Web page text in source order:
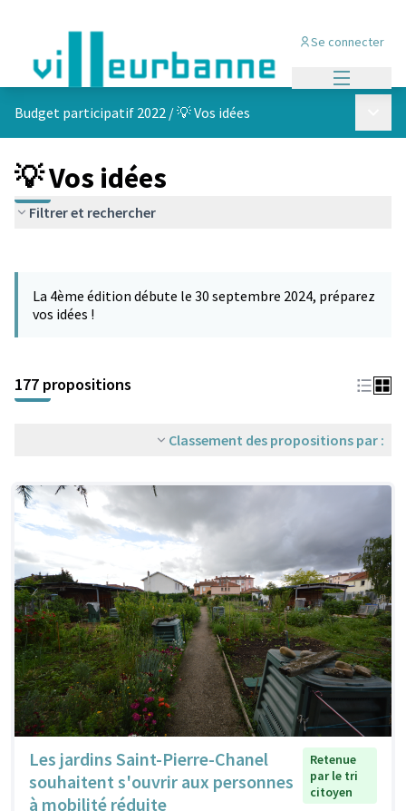
Se connecter
Budget participatif 2022 /💡 Vos idées
💡 Vos idées
Filtrer et rechercher
−
La 4ème édition débute le 30 septembre 2024, préparez
vos idées !
177 propositions
Classement des propositions par :
Les jardins Saint-Pierre-Chanel
souhaitent s'ouvrir aux personnes
à mobilité réduite
Retenue
par le tri
citoyen